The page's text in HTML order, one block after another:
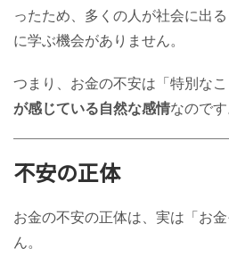
ったため、多くの人が社会に出
に学ぶ機会がありません。
つまり、お金の不安は「特別なこ
が感じている自然な感情なのです
不安の正体
お金の不安の正体は、実は「お
ん。